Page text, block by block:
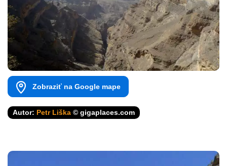
Zobraziť na Google mape
Autor: Petr Liška © gigaplaces.com